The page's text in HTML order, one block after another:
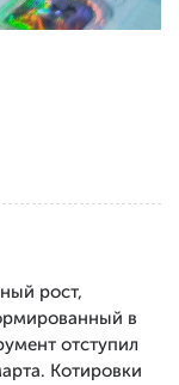
рост,
в
отступил
Котировки